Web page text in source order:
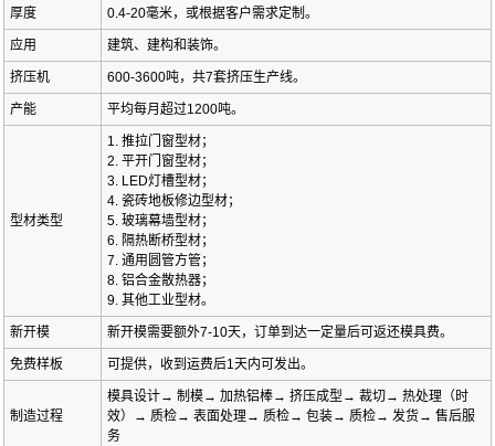
厚度 0.4-20毫米，或根据客户需求定制。
应用 建筑、建构和装饰。
挤压机 600-3600吨，共7套挤压生产线。
产能 平均每月超过1200吨。
型材类型
1. 推拉门窗型材；
2. 平开门窗型材；
3. LED灯槽型材；
4. 瓷砖地板修边型材；
5. 玻璃幕墙型材；
6. 隔热断桥型材；
7. 通用圆管方管；
8. 铝合金散热器；
9. 其他工业型材。
新开模 新开模需要额外7-10天，订单到达一定量后可返还模具费。
免费样板 可提供，收到运费后1天内可发出。
制造过程
模具设计→ 制模→ 加热铝棒→ 挤压成型→ 裁切→ 热处理（时
效）→ 质检→ 表面处理→ 质检→ 包装→ 质检→ 发货→ 售后服
务